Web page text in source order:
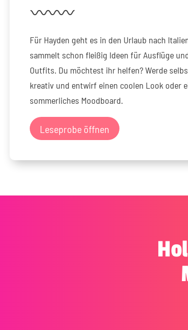
Für Hayden geht es in den Urlaub nach
sammelt schon fleißig Ideen für Ausflüge
Outfits. Du möchtest ihr helfen? Werde
kreativ und entwirf einen coolen Look oder
sommerliches Moodboard.
Leseprobe öffnen